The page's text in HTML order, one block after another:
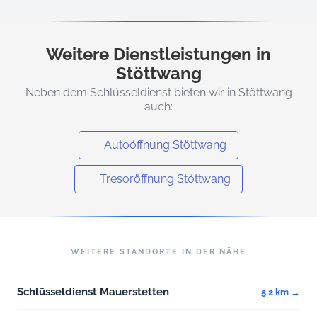
Weitere Dienstleistungen in
Stöttwang
Neben dem Schlüsseldienst bieten wir in Stöttwang
auch:
Autoöffnung Stöttwang
Tresoröffnung Stöttwang
WEITERE STANDORTE IN DER NÄHE
Schlüsseldienst Mauerstetten 5.2 km →